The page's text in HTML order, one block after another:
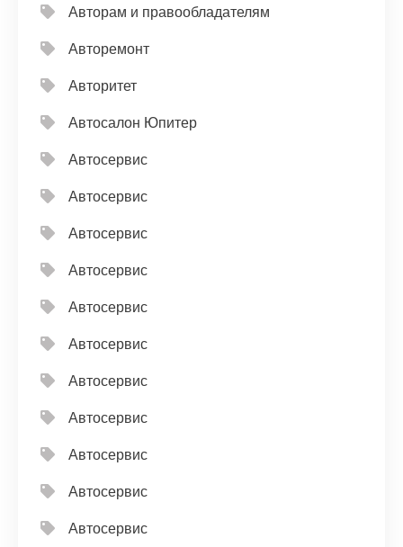
Авторам и правообладателям
Авторемонт
Авторитет
Автосалон Юпитер
Автосервис
Автосервис
Автосервис
Автосервис
Автосервис
Автосервис
Автосервис
Автосервис
Автосервис
Автосервис
Автосервис